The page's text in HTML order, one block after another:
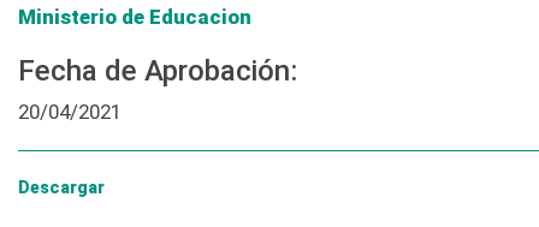
Ministerio de Educacion
Fecha de Aprobación:
20/04/2021
Descargar